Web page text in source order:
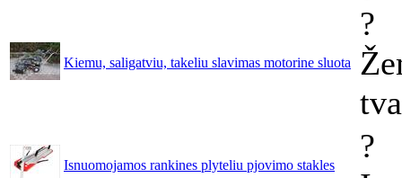
Kiemu, saligatviu, takeliu slavimas motorine sluota
?
Isnuomojamos rankines plyteliu pjovimo stakles
?